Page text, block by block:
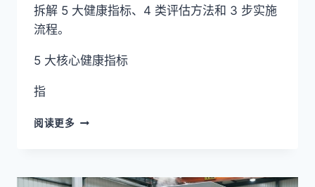
拆解 5 大健康指标、4 类评估方法和 3 步实施
流程。
5 大核心健康指标
指
阅读更多 设
评